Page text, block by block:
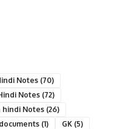
Notes (70)
Notes (72)
hindi Notes (26)
documents (1) GK (5)